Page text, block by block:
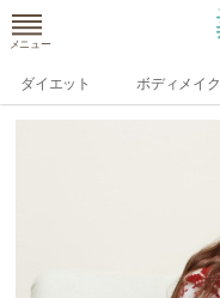
メニュー
ダイエット ボディメイク